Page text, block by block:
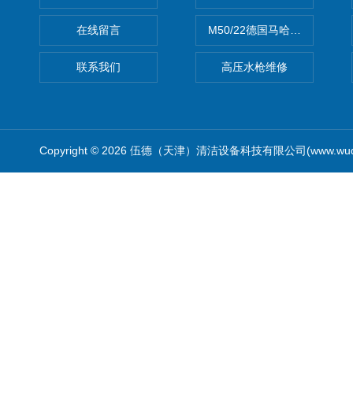
在线留言
联系我们
M50/22德国马哈高压清洗机
高压水枪维修
Copyright © 2026 伍德（天津）清洁设备科技有限公司